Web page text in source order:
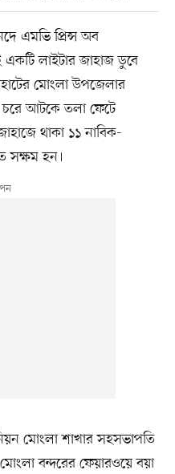
এমভি প্রিন্স অব
একটি লাইটার জাহাজ ডুবে
মোংলা উপজেলার
আটকে তলা ফেটে
থাকা ১১ নাবিক-
সক্ষম হন।
মোংলা শাখার সহসভাপতি
বন্দরের ফেয়ারওয়ে বয়া